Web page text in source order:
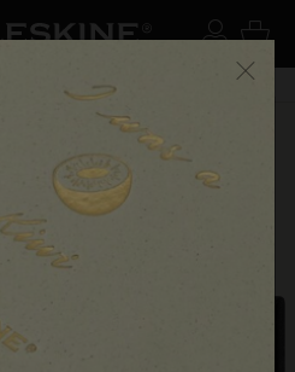
登入
購
即享免費送貨服務 關閉